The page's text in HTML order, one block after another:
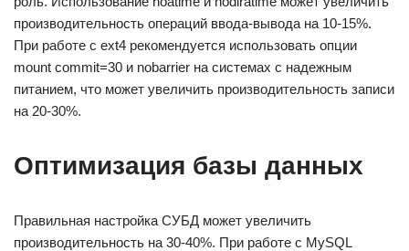
производительность операций ввода-вывода на 10-15%.
При работе с ext4 рекомендуется использовать опции
mount commit=30 и nobarrier на системах с надежным
питанием, что может увеличить производительность записи
на 20-30%.
Оптимизация базы данных
Правильная настройка СУБД может увеличить
производительность на 30-40%. При работе с MySQL